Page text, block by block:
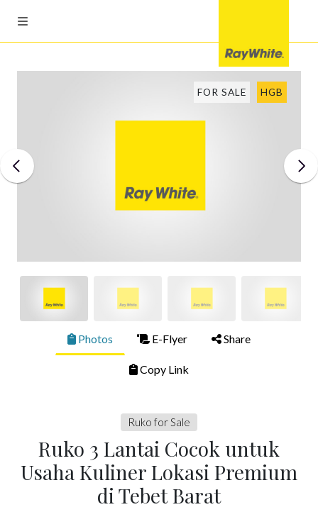
FOR SALE HGB
Photos E-Flyer Share
Copy Link
Ruko for Sale
Ruko 3 Lantai Cocok untuk
Usaha Kuliner Lokasi Premium
di Tebet Barat